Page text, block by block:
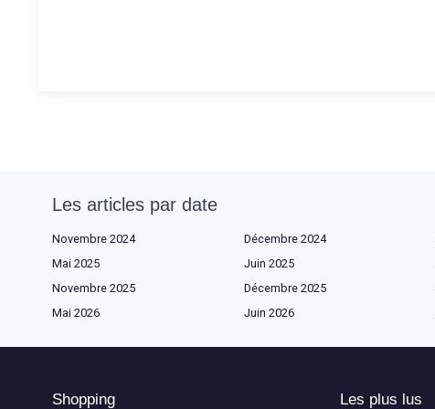
Les articles par date
Novembre 2024 Décembre 2024
Mai 2025
Juin 2025
Novembre 2025
Décembre 2025
Mai 2026
Juin 2026
Shopping Les plus lus